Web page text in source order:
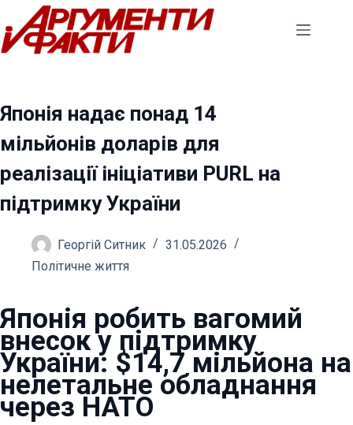
Перейти
до
вмісту
Японія надає понад 14
мільйонів доларів для
реалізації ініціативи PURL на
підтримку України
Георгій Ситник
31.05.2026
Політичне життя
Японія робить вагомий
внесок у підтримку
України: $14,7 мільйона на
нелетальне обладнання
через НАТО